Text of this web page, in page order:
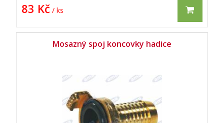
83 Kč / ks
Mosazný spoj koncovky hadice